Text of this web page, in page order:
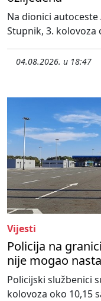
Na dionici
Stupnik, 3. kolovoza
04.08.2026. u 18:47
Vijesti
Policija na
nije mogao
Policijski službenici
kolovoza oko 10,15